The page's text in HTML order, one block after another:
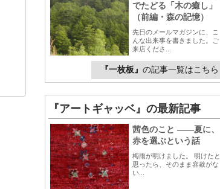
でたどる「木の癒し」
（前編・森の記憶）
先日のメールマガジンに、こ
んな出来事を書きました。ご
来店くださ...
『一枚板』 の記事一覧はこちら
『アートギャッベ』の最新記事
茜色のこと ――夏に、
赤を選ぶという話
梅雨が明けました。 明けたと
思ったら、そのまま容赦がな
い...